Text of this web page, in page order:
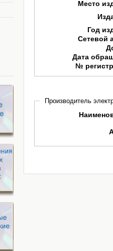
Место
Год
Сетевой
Дата
№
Производитель